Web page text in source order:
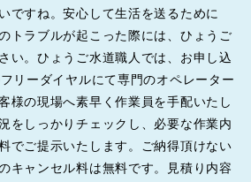
ですね。安心して生活を送るために
トラブルが起こった際には、ひょうご
い。ひょうご水道職人では、お申し込
リーダイヤルにて専門のオペレーター
様の現場へ素早く作業員を手配いたし
をしっかりチェックし、必要な作業内
でご提示いたします。ご納得頂けない
キャンセル料は無料です。見積り内容